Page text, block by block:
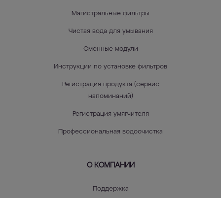
Магистральные фильтры
Чистая вода для умывания
Сменные модули
Инструкции по установке фильтров
Регистрация продукта (сервис
напоминаний)
Регистрация умягчителя
Профессиональная водоочистка
О КОМПАНИИ
Поддержка